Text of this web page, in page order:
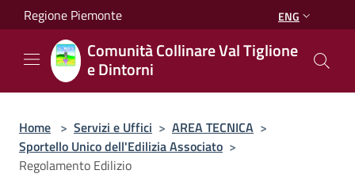
Salta al contenuto principale
Regione Piemonte ENG
Comunità Collinare Val Tiglione
e Dintorni
Home > Servizi e Uffici > AREA TECNICA >
Sportello Unico dell'Edilizia Associato >
Regolamento Edilizio